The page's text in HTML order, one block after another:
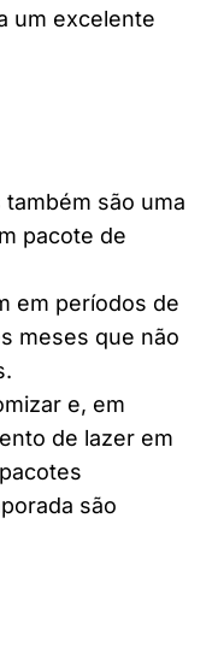
um excelente
são uma
pacote de
em períodos de
meses que não
e, em
de lazer em
são